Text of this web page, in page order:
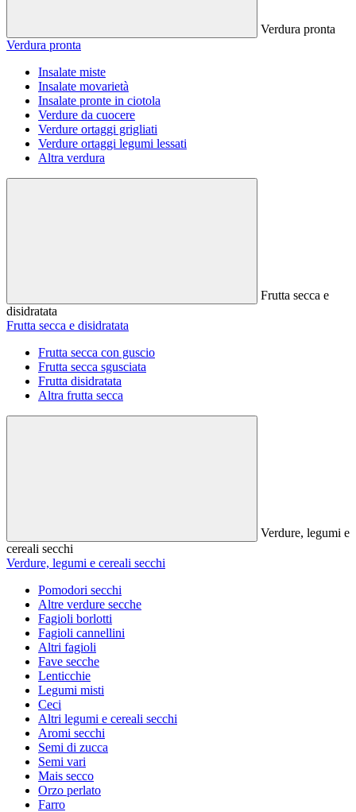
Verdura pronta
Verdura pronta
Insalate miste
Insalate movarietà
Insalate pronte in ciotola
Verdure da cuocere
Verdure ortaggi grigliati
Verdure ortaggi legumi lessati
Altra verdura
Frutta secca e
disidratata
Frutta secca e disidratata
Frutta secca con guscio
Frutta secca sgusciata
Frutta disidratata
Altra frutta secca
Verdure, legumi e
cereali secchi
Verdure, legumi e cereali secchi
Pomodori secchi
Altre verdure secche
Fagioli borlotti
Fagioli cannellini
Altri fagioli
Fave secche
Lenticchie
Legumi misti
Ceci
Altri legumi e cereali secchi
Aromi secchi
Semi di zucca
Semi vari
Mais secco
Orzo perlato
Farro